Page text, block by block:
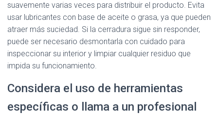
suavemente varias veces para distribuir el producto. Evita
usar lubricantes con base de aceite o grasa, ya que pueden
atraer más suciedad. Si la cerradura sigue sin responder,
puede ser necesario desmontarla con cuidado para
inspeccionar su interior y limpiar cualquier residuo que
impida su funcionamiento.
Considera el uso de herramientas
específicas o llama a un profesional